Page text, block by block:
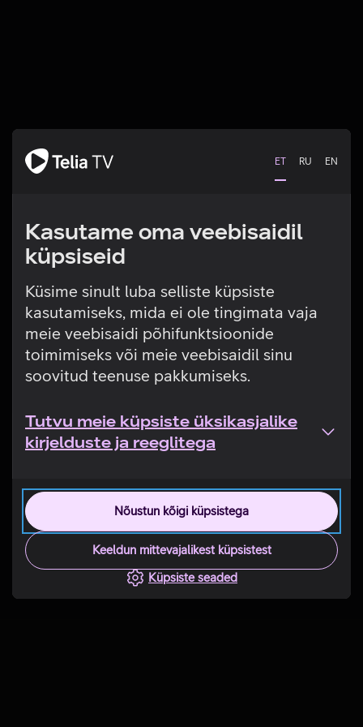
ET RU EN
Kasutame oma veebisaidil
küpsiseid
Küsime sinult luba selliste küpsiste
kasutamiseks, mida ei ole tingimata vaja
meie veebisaidi põhifunktsioonide
toimimiseks või meie veebisaidil sinu
soovitud teenuse pakkumiseks.
Tutvu meie küpsiste üksikasjalike
kirjelduste ja reeglitega
Nõustun kõigi küpsistega
Keeldun mittevajalikest küpsistest
Küpsiste seaded
Tehniline viga